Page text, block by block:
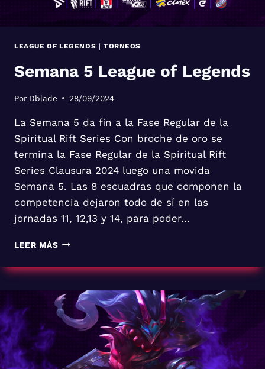
LEAGUE OF LEGENDS | TORNEOS
Semana 5 League of Legends
Por Dblade 28/09/2024
La Semana 5 da fin a la Fase Regular de la
Spiritual Rift Series Con broche de oro se
termina la Fase Regular de la Spiritual Rift
Series Clausura 2024 luego una movida
Semana 5. Las 8 escuadras que componen la
competencia dejaron todo de sí en las
jornadas 11, 12,13 y 14, para poder…
LEER MÁSSEMANA
LEAGUE
LEGENDS